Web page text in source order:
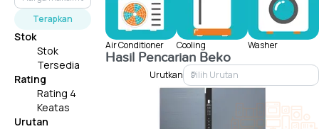
Terapkan
Stok
Stok
Tersedia
Rating
Rating 4
Keatas
Urutan
Air Conditioner Cooling Washer
Hasil Pencarian Beko
Urutkan